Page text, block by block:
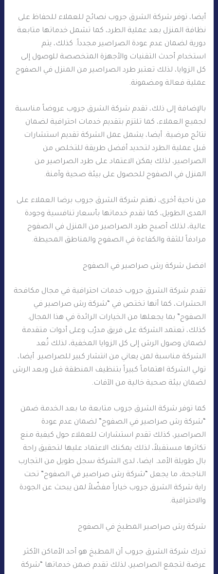
أيضا، توفر شركة الشرق جروب نصائح للعملاء للحفاظ على
نظافة المنزل بعد عملية الطرد، كما تشمل خدماتها متابعة
دورية لضمان عدم عودة الصراصير مجدداً. كذلك، يتم
استخدام أحدث التقنيات والأجهزة المتخصصة للوصول إلى
كل الزوايا، لذلك تعتبر طرد الصراصير من المنزل في الصفوح
عملية فعالة ومضمونة.
بالإضافة إلى ذلك، تقدم شركة الشرق جروب عروضاً مناسبة
لجميع العملاء، كما تلتزم بتقديم خدمات احترافية لضمان
نتائج مرضية. أيضا، يشمل عمل الشركة تقديم استشارات
قبل عملية الطرد لتحديد أفضل طريقة للتخلص من
الصراصير، لذلك يمكن الاعتماد على طرد الصراصير من
المنزل في الصفوح للحصول على بيئة صحية وآمنة.
من ناحية أخرى، تهتم شركة الشرق جروب برضا العملاء على
المدى الطويل، كما تقدم خدماتها بأسعار تنافسية وجودة
عالية، لذلك أصبح طرد الصراصير من المنزل في الصفوح
مرادفاً للثقة والكفاءة في الصفوح والمناطق المحيطة.
افضل شركة رش صراصير في الصفوح
تقدم شركة الشرق جروب خدمات احترافية في مجال مكافحة
الحشرات، كما أنها تختص في “شركة رش صراصير في
الصفوح” بما يجعلها من الخيارات الرائدة في هذا المجال.
كذلك، تعتمد الشركة على فريق مدرّب وعلى أدوات متقدمة
لضمان وصول الرش إلى كل الزوايا المخفية، لذلك تُعد
الشركة مناسبة لمن يعاني من انتشار كبير للصراصير. أيضا،
تولي الشركة اهتماماً كبيراً بتنظيف المنطقة قبل وبعد الرش
لضمان بيئة صحية خالية من الآفات.
كما توفر شركة الشرق جروب متابعة ما بعد الخدمة ضمن
“شركة رش صراصير في الصفوح” لضمان عدم عودة
الصراصير، كذلك تقدم استشارات للعملاء حول كيفية منع
تكاثرها مستقبلاً، لذلك يمكنك الاعتماد عليها لتحقيق راحة
بال طويلة الأمد. ايضا، لدى الشركة سجل طويل من التجارب
الناجحة، ما يجعل “شركة رش صراصير في الصفوح” تحت
راية شركة الشرق جروب خياراً مفضّلاً لمن يبحث عن الجودة
والاحترافية.
شركة رش صراصير المطبخ في الصفوح
تدرك شركة الشرق جروب أن المطبخ هو أحد الأماكن الأكثر
عرضة لتجمع الصراصير، لذلك تقدم ضمن خدماتها “شركة